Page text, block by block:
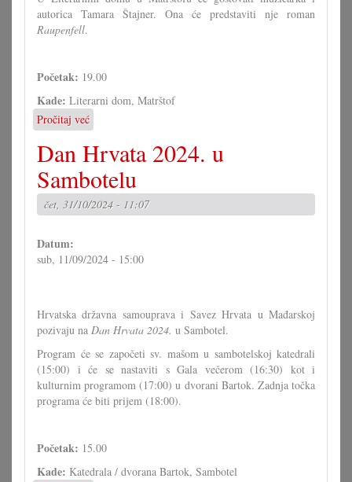
autorica Tamara Štajner. Ona će predstaviti nje roman
Raupenfell.
Početak: 19.00
Kade: Literarni dom, Matrštof
Pročitaj već
Čitanje
Tamare
Štajner
u
Matrštofu
Dan Hrvata 2024. u
Sambotelu
čet, 31/10/2024 - 11:07
Datum:
sub, 11/09/2024 - 15:00
Hrvatska državna samouprava i Savez Hrvata u Mađarskoj
pozivaju na Dan Hrvata 2024. u Sambotel.
Program će se započeti sv. mašom u sambotelskoj katedrali
(15:00) i će se nastaviti s Gala večerom (16:30) kot i
kulturnim programom (17:00) u dvorani Bartok. Zadnja točka
programa će biti prijem (18:00).
Početak: 15.00
Kade: Katedrala / dvorana Bartok, Sambotel